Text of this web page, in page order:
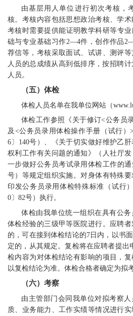
由基层用人单位进行初次考核，
核。考核内容包括思想政治考核、学
考核时需要提供能证明教学科研等专
础与专业基础习作2—4件，创作作品
荐信等，考核采取面试、试讲、测评
人员的总成绩从高到低排序，按招聘
人员。
（五）体检
体检人员名单在我单位网站（
体检工作参照《关于修订<公务员
及<公务员录用体检操作手册（试行）
6〕140号）、《关于切实做好维护乙
权利工作有关问题的通知》（人社厅
一步做好公务员考试录用体检工作的
号）等规定组织实施。对身体有特殊
印发公务员录用体检特殊标准（试行
0〕82号）执行。
体检由我单位统一组织在具有公
体检经验的三级甲等医院进行。应聘
的，可在接到体检结论的7日内，以书
定的，从其规定。复检将在应聘者提出
检内容为对体检结论有影响的项目，
以复检结论为准。体检合格者确定为拟
（六）考察
由主管部门会同我单位对拟考察
质、业务能力、工作实绩等情况进行